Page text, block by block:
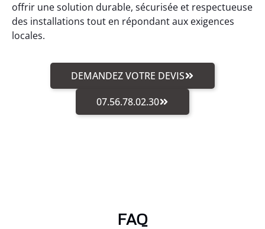
offrir une solution durable, sécurisée et respectueuse
des installations tout en répondant aux exigences
locales.
DEMANDEZ VOTRE DEVIS
07.56.78.02.30
FAQ